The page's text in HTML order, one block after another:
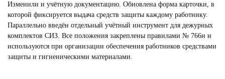
Изменили и учётную документацию. Обновлена форма карточки, в
которой фиксируется выдача средств защиты каждому работнику.
Параллельно введён отдельный учётный инструмент для дежурных
комплектов СИЗ. Все положения закреплены правилами № 766н и
используются при организации обеспечения работников средствами
защиты и гигиеническими материалами.